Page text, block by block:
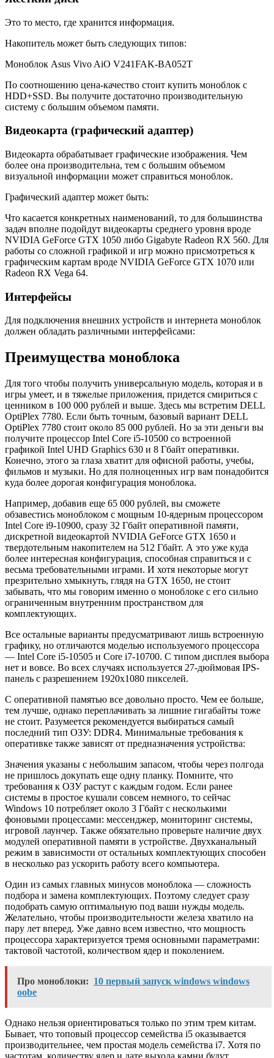
Это то место, где хранится информация.
Накопитель может быть следующих типов:
Моноблок Asus Vivo AiO V241FAK-BA052T
По соотношению цена-качество стоит купить моноблок с
HDD+SSD. Вы получите достаточно производительную
систему с большим объемом памяти.
Видеокарта (графический адаптер)
Видеокарта обрабатывает графические изображения. Чем
более она производительна, тем с большим объемом
визуальной информации может справиться моноблок.
Графический адаптер может быть:
Что касается конкретных наименований, то для большинства
задач вполне подойдут видеокарты среднего уровня вроде
NVIDIA GeForce GTX 1050 либо Gigabyte Radeon RX 560. Для
работы со сложной графикой и игр можно присмотреться к
графическим картам вроде NVIDIA GeForce GTX 1070 или
Radeon RX Vega 64.
Интерфейсы
Для подключения внешних устройств и интернета моноблок
должен обладать различными интерфейсами:
Преимущества моноблока
Для того чтобы получить универсальную модель, которая и в
игры умеет, и в тяжелые приложения, придется смириться с
ценником в 100 000 рублей и выше. Здесь мы встретим DELL
OptiPlex 7780. Если быть точным, базовый вариант DELL
OptiPlex 7780 стоит около 85 000 рублей. Но за эти деньги вы
получите процессор Intel Core i5-10500 со встроенной
графикой Intel UHD Graphics 630 и 8 Гбайт оперативки.
Конечно, этого за глаза хватит для офисной работы, учебы,
фильмов и музыки. Но для полноценных игр вам понадобится
куда более дорогая конфигурация моноблока.
Например, добавив еще 65 000 рублей, вы сможете
обзавестись моноблоком с мощным 10-ядерным процессором
Intel Core i9-10900, сразу 32 Гбайт оперативной памяти,
дискретной видеокартой NVIDIA GeForce GTX 1650 и
твердотельным накопителем на 512 Гбайт. А это уже куда
более интересная конфигурация, способная справиться и с
весьма требовательными играми. И хотя некоторые могут
презрительно хмыкнуть, глядя на GTX 1650, не стоит
забывать, что мы говорим именно о моноблоке с его сильно
ограниченным внутренним пространством для
комплектующих.
Все остальные варианты предусматривают лишь встроенную
графику, но отличаются моделью используемого процессора
— Intel Core i5-10505 и Core i7-10700. С типом дисплея выбора
нет и вовсе. Во всех случаях используется 27-дюймовая IPS-
панель с разрешением 1920х1080 пикселей.
С оперативной памятью все довольно просто. Чем ее больше,
тем лучше, однако переплачивать за лишние гигабайты тоже
не стоит. Разумеется рекомендуется выбираться самый
последний тип ОЗУ: DDR4. Минимальные требования к
оперативке также зависят от предназначения устройства:
Значения указаны с небольшим запасом, чтобы через полгода
не пришлось докупать еще одну планку. Помните, что
требования к ОЗУ растут с каждым годом. Если ранее
системы в простое кушали совсем немного, то сейчас
Windows 10 потребляет около 3 Гбайт с несколькими
фоновыми процессами: мессенджер, мониторинг системы,
игровой лаунчер. Также обязательно проверьте наличие двух
модулей оперативной памяти в устройстве. Двухканальный
режим в зависимости от остальных комплектующих способен
в несколько раз ускорить работу всего компьютера.
Один из самых главных минусов моноблока — сложность
подбора и замена комплектующих. Поэтому следует сразу
подобрать самую оптимальную под ваши нужды модель.
Желательно, чтобы производительности железа хватило на
пару лет вперед. Уже давно всем известно, что мощность
процессора характеризуется тремя основными параметрами:
тактовой частотой, количеством ядер и поколением.
Про моноблоки: 10 первый запуск windows windows
oobe
Однако нельзя ориентироваться только по этим трем китам.
Бывает, что топовый процессор семейства i5 оказывается
производительнее, чем простая модель семейства i7. Хотя по